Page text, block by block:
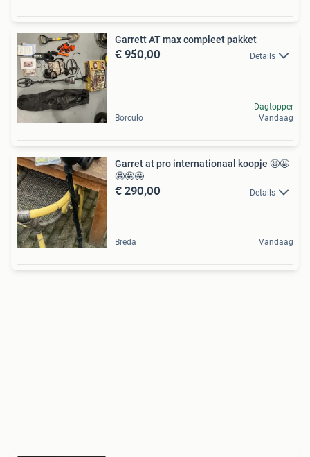
Garrett AT max compleet pakket
€ 950,00 Details
Borculo
Dagtopper
Vandaag
Garret at pro internationaal koopje 🤩🤩
🤩🤩🤩
€ 290,00 Details
Breda Vandaag